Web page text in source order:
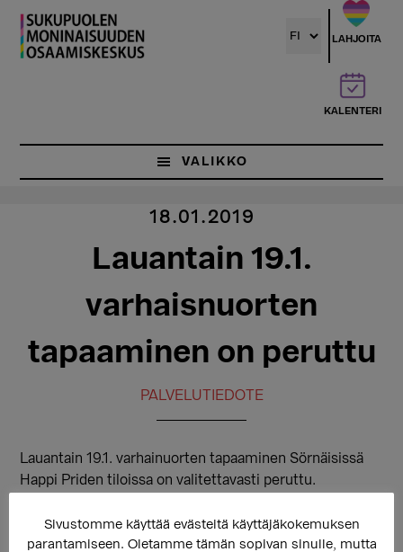
Hyppää
pääsisältöön
LAHJOITA
KALENTERI
VALIKKO
18.01.2019
Lauantain 19.1.
varhaisnuorten
tapaaminen on peruttu
PALVELUTIEDOTE
Lauantain 19.1. varhainuorten tapaaminen Sörnäisissä
Happi Priden tiloissa on valitettavasti peruttu.
verkkosivuillamme mahdollisimman pian.
Sivustomme käyttää evästeitä käyttäjäkokemuksen
parantamiseen. Oletamme tämän sopivan sinulle, mutta